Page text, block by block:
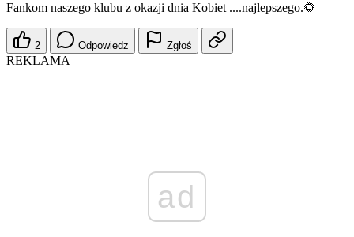
Fankom naszego klubu z okazji dnia Kobiet ....najlepszego.🌻
2 Odpowiedz Zgłoś
REKLAMA
ad